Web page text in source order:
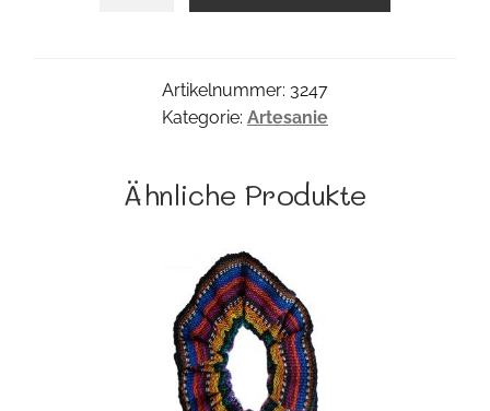
Artikelnummer: 3247
Kategorie: Artesanie
Ähnliche Produkte